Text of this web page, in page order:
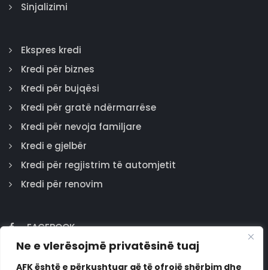
Ne e vlerësojmë privatësinë tuaj
AFK është e përkushtuar që të ofrojë shërbim dhe
Sinjalizimi
Ekspres kredi
Kredi për biznes
Kredi për bujqësi
Kredi për gratë ndërmarrëse
Kredi për nevoja familjare
Kredi e gjelbër
Kredi për regjistrim të automjetit
Kredi për renovim
FACEBOOK
GOOGLE
INSTAGRAM